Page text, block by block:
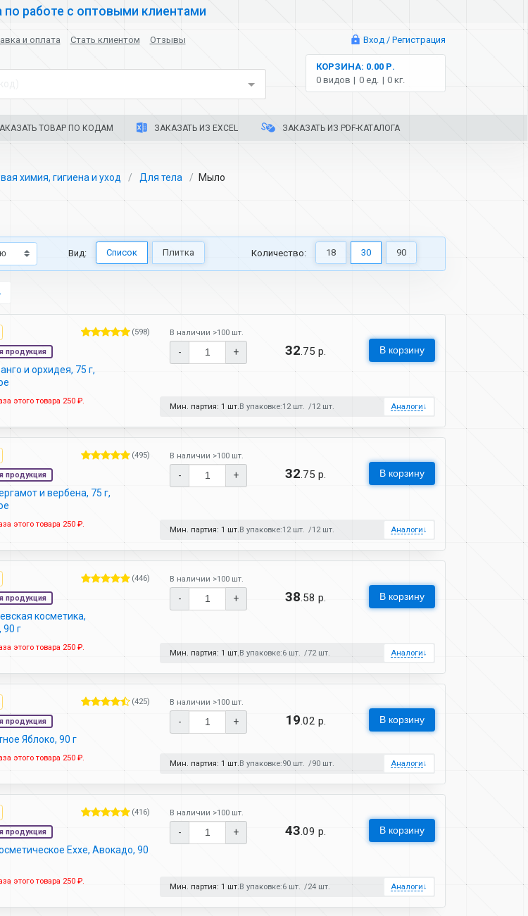
по работе с оптовыми клиентами
и оплата Стать клиентом Отзывы Вход / Регистрация
КОРЗИНА: 0.00 Р.
0 видов
0 ед. 0 кг.
ТОВАР ПО КОДАМ ЗАКАЗАТЬ ИЗ EXCEL ЗАКАЗАТЬ ИЗ PDF-КАТАЛОГА
химия, гигиена и уход Для тела Мыло
Вид: Список Плитка Количество: 18 30 90
(598)
продукция
и орхидея, 75 г,
этого товара 250 ₽.
В наличии >100 шт.
- + 32.75 р. В корзину
Мин. партия: 1 шт. В упаковке:12 шт. 12 шт. Аналоги↓
(495)
продукция
и вербена, 75 г,
этого товара 250 ₽.
В наличии >100 шт.
- + 32.75 р. В корзину
Мин. партия: 1 шт. В упаковке:12 шт. 12 шт. Аналоги↓
(446)
продукция
косметика,
90 г
этого товара 250 ₽.
В наличии >100 шт.
- + 38.58 р. В корзину
Мин. партия: 1 шт. В упаковке:6 шт. 72 шт. Аналоги↓
(425)
продукция
Яблоко, 90 г
этого товара 250 ₽.
В наличии >100 шт.
- + 19.02 р. В корзину
Мин. партия: 1 шт. В упаковке:90 шт. 90 шт. Аналоги↓
(416)
продукция
Exxe, Авокадо, 90
этого товара 250 ₽.
В наличии >100 шт.
- + 43.09 р. В корзину
Мин. партия: 1 шт. В упаковке:6 шт. 24 шт. Аналоги↓